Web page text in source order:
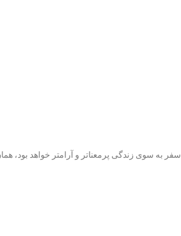
به سوی زندگی پرمعناتر و آرامتر خواهد